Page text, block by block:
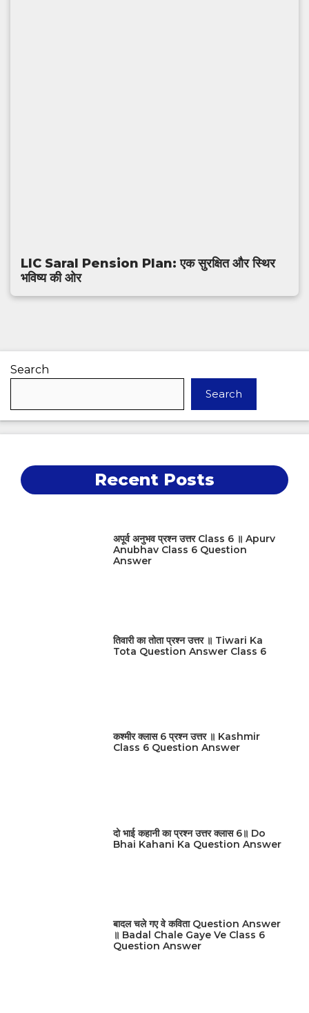
LIC Saral Pension Plan: एक सुरक्षित और स्थिर
भविष्य की ओर
Search
Search
Recent Posts
अपूर्व अनुभव प्रश्न उत्तर Class 6 ॥ Apurv
Anubhav Class 6 Question
Answer
तिवारी का तोता प्रश्न उत्तर ॥ Tiwari Ka
Tota Question Answer Class 6
कश्मीर क्लास 6 प्रश्न उत्तर ॥ Kashmir
Class 6 Question Answer
दो भाई कहानी का प्रश्न उत्तर क्लास 6॥ Do
Bhai Kahani Ka Question Answer
बादल चले गए वे कविता Question Answer
॥ Badal Chale Gaye Ve Class 6
Question Answer